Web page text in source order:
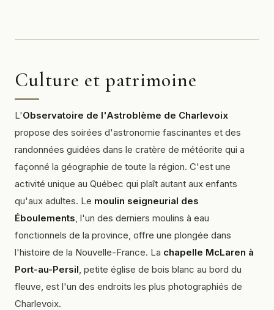
Culture et patrimoine
L'Observatoire de l'Astroblème de Charlevoix
propose des soirées d'astronomie fascinantes et des
randonnées guidées dans le cratère de météorite qui a
façonné la géographie de toute la région. C'est une
activité unique au Québec qui plaît autant aux enfants
qu'aux adultes. Le moulin seigneurial des
Éboulements, l'un des derniers moulins à eau
fonctionnels de la province, offre une plongée dans
l'histoire de la Nouvelle-France. La chapelle McLaren à
Port-au-Persil, petite église de bois blanc au bord du
fleuve, est l'un des endroits les plus photographiés de
Charlevoix.